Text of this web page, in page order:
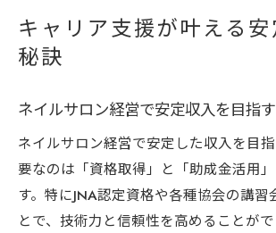
キャリア支援が叶える
秘訣
ネイルサロン経営で安定収入を目指
ネイルサロン経営で安定した収入を目
要なのは「資格取得」と「助成金活用
す。特にJNA認定資格や各種協会の講習
とで、技術力と信頼性を高めることが